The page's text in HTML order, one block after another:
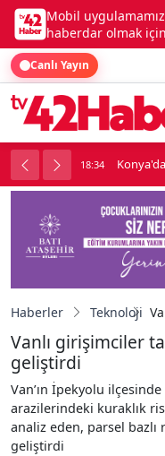
Mobil
haberdar olmak
Canlı Yayın
18:34
Haberler Teknoloji
Vanlı girişimciler
geliştirdi
Van’ın İpekyolu
arazilerindeki kuraklık
analiz eden, parsel bazlı
geliştirdi